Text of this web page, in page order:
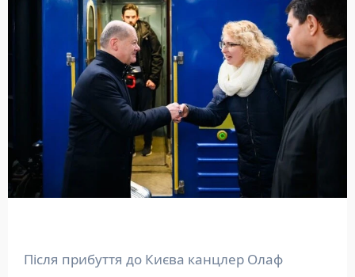
Після прибуття до Києва канцлер Олаф